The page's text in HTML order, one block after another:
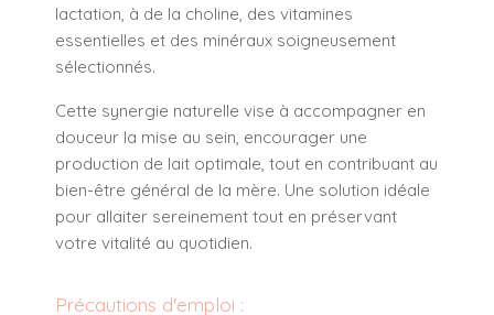
lactation, à de la choline, des vitamines
essentielles et des minéraux soigneusement
sélectionnés.
Cette synergie naturelle vise à accompagner en
douceur la mise au sein, encourager une
production de lait optimale, tout en contribuant au
bien-être général de la mère. Une solution idéale
pour allaiter sereinement tout en préservant
votre vitalité au quotidien.
Précautions d'emploi :